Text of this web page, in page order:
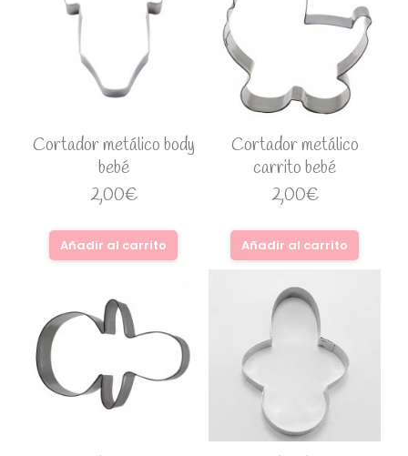
Cortador metálico body
bebé
2,00€
Añadir al carrito
Cortador metálico
carrito bebé
2,00€
Añadir al carrito